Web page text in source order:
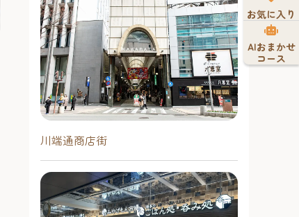
大濠公園能楽堂で幻想的な灯り
に包まれて名曲を聴く夜
「Candlelight: 久石譲の音楽の世
界」
キャンドルの灯りの中で、ジブリの
名曲を楽しむ上質なひととき 世界各
地で人気を集める「Candlelight」
は、会場いっぱいに灯されたキャン
ドルの中でクラシックや映画音楽を
聴く新しい形のコンサートシリーズ
めく幻想的な空間と一流の弦楽器奏
者が生み出す音色は、言葉の壁を超
えて心に響きます。 会場は檜造りの
2026年8月15日（土曜日）1回目：
開場 ／17:45開演上映時間：約65
分 ※開演後の入場はできません。
予約不要
大濠・六本松（福岡城・鴻臚館）
【福岡市立早
～仁和加もあ
い！！
仁和加もある
市の無形民俗
川端通商店街
お気に入り
AIおまかせ
コース